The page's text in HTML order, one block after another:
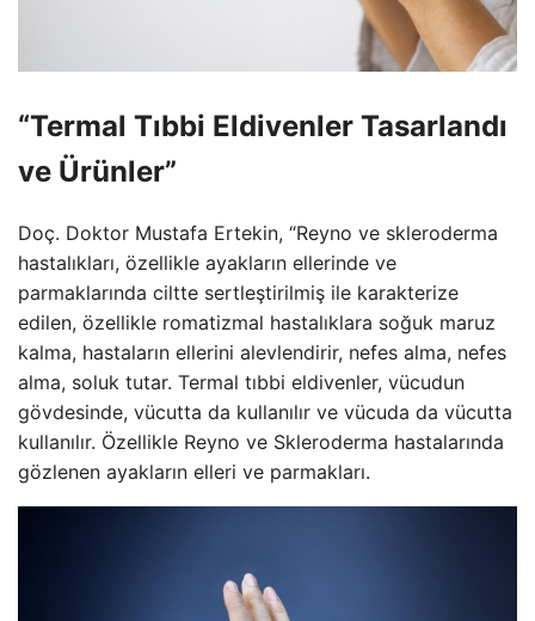
“Termal Tıbbi Eldivenler Tasarlandı
ve Ürünler”
Doç. Doktor Mustafa Ertekin, “Reyno ve skleroderma
hastalıkları, özellikle ayakların ellerinde ve
parmaklarında ciltte sertleştirilmiş ile karakterize
edilen, özellikle romatizmal hastalıklara soğuk maruz
kalma, hastaların ellerini alevlendirir, nefes alma, nefes
alma, soluk tutar. Termal tıbbi eldivenler, vücudun
gövdesinde, vücutta da kullanılır ve vücuda da vücutta
kullanılır. Özellikle Reyno ve Skleroderma hastalarında
gözlenen ayakların elleri ve parmakları.